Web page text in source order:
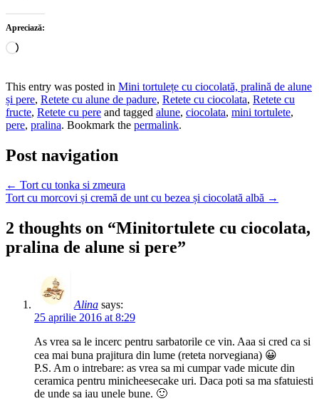
Apreciază:
Încarc...
This entry was posted in Mini tortulețe cu ciocolată, pralină de alune
și pere, Retete cu alune de padure, Retete cu ciocolata, Retete cu
fructe, Retete cu pere and tagged alune, ciocolata, mini tortulete,
pere, pralina. Bookmark the permalink.
Post navigation
← Tort cu tonka si zmeura
Tort cu morcovi și cremă de unt cu bezea și ciocolată albă →
2 thoughts on “Minitortulete cu ciocolata,
pralina de alune si pere”
Alina says:
25 aprilie 2016 at 8:29
As vrea sa le incerc pentru sarbatorile ce vin. Aaa si cred ca si
cea mai buna prajitura din lume (reteta norvegiana) 😀
P.S. Am o intrebare: as vrea sa mi cumpar vade micute din
ceramica pentru minicheesecake uri. Daca poti sa ma sfatuiesti
de unde sa iau unele bune. 🙂